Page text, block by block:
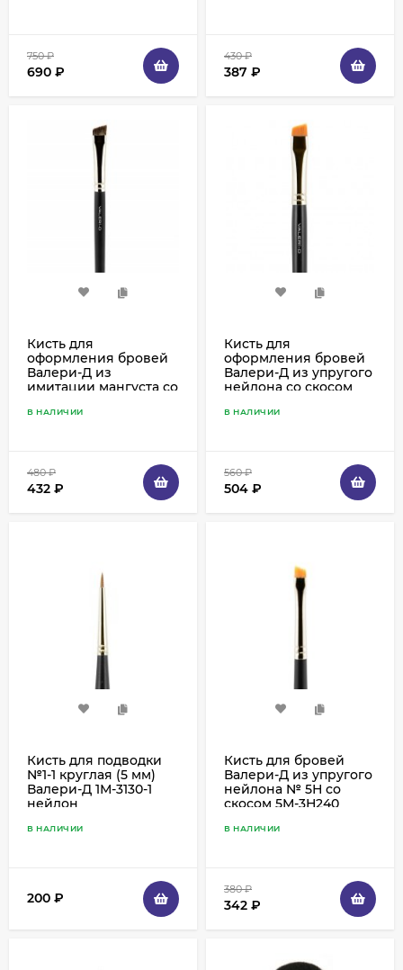
750₽
690 ₽
430₽
387 ₽
Кисть для
оформления бровей
Валери-Д из
имитации мангуста со
В НАЛИЧИИ
480₽
432 ₽
Кисть для
оформления бровей
Валери-Д из упругого
нейлона со скосом
В НАЛИЧИИ
560₽
504 ₽
Кисть для подводки
№1-1 круглая (5 мм)
Валери-Д 1М-3130-1
нейлон
В НАЛИЧИИ
200 ₽
Кисть для бровей
Валери-Д из упругого
нейлона № 5Н со
скосом 5М-3Н240
В НАЛИЧИИ
380₽
342 ₽